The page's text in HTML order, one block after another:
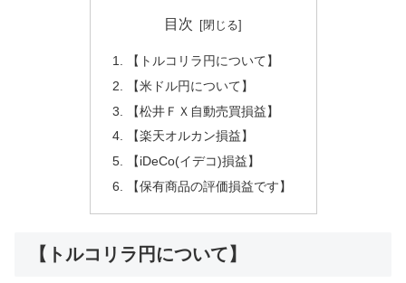
目次
【トルコリラ円について】
【米ドル円について】
【松井ＦＸ自動売買損益】
【楽天オルカン損益】
【iDeCo(イデコ)損益】
【保有商品の評価損益です】
【トルコリラ円について】